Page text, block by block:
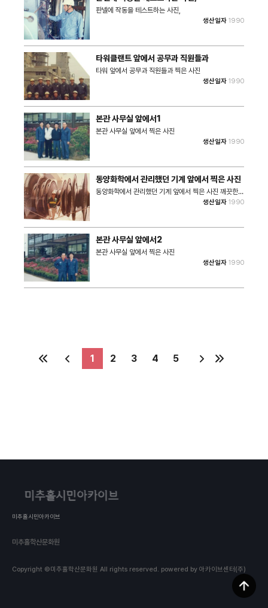
판넬에 작동을 테스트하는 사진,
생산일자 1990
타워클랜트 앞에서 공무과 직원들과
타워 앞에서 공무과 직원들과 찍은 사진
생산일자 1990
본관 사무실 앞에서1
본관 사무실 앞에서 찍은 사진
생산일자 1990
동양화학에서 관리했던 기계 앞에서 찍은 사진
동양화학에서 관리했던 기계 앞에서 찍은 사진 깨끗한
오벌을 해체해서 정비할때의 사진 터빈 23번과 같은 사
스팀이 들어가서 돌리면은 전기가 발생되는 것이며, 스
팀이 탁탁 치면서 돌아가는 기계이다. 정비하면서 깨끗
하게 해놓은 사진이며, 정비하면 오래 걸리며, 매우 정밀
해야 한다. RPM이 1분에 3600회이다.
생산일자 1990
본관 사무실 앞에서2
본관 사무실 앞에서 찍은 사진
생산일자 1990
1 2 3 4 5
미추홀시민아카이브
미추홀학산문화원
Copyright ©미추홀학산문화원 All rights reserved. powered by 아카이브센터(주)